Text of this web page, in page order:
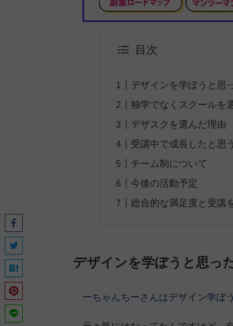
目次
デザインを学ぼうと思
独学でなくスクールを
デザスクを選んだ理由
受講中で成長したと思
チーム制について
今後の活動予定
総合的な満足度と受講
デザインを学ぼうと思っ
ーちゃんちーさんはデザイン学ぼ